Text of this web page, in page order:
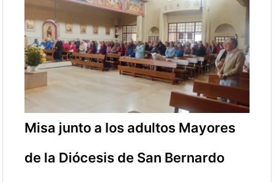
Misa junto a los adultos Mayores
de la Diócesis de San Bernardo